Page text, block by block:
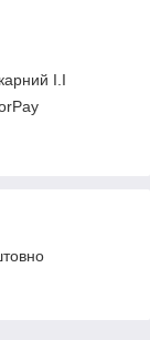
І.І